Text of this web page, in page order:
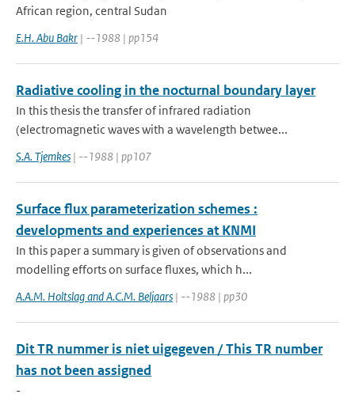
African region, central Sudan
E.H. Abu Bakr | --1988 | pp154
Radiative cooling in the nocturnal boundary layer
In this thesis the transfer of infrared radiation
(electromagnetic waves with a wavelength betwee...
S.A. Tjemkes | --1988 | pp107
Surface flux parameterization schemes :
developments and experiences at KNMI
In this paper a summary is given of observations and
modelling efforts on surface fluxes, which h...
A.A.M. Holtslag and A.C.M. Beljaars | --1988 | pp30
Dit TR nummer is niet uigegeven / This TR number
has not been assigned
-